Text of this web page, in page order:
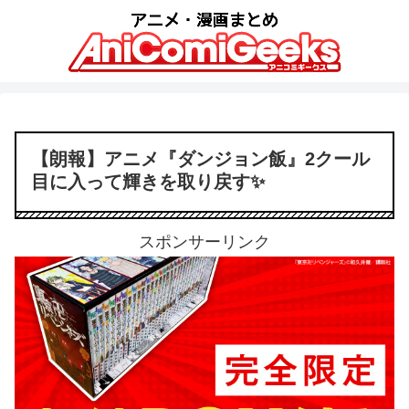
【朗報】アニメ『ダンジョン飯』2クール
目に入って輝きを取り戻す✨
スポンサーリンク